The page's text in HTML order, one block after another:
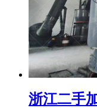
浙江二手